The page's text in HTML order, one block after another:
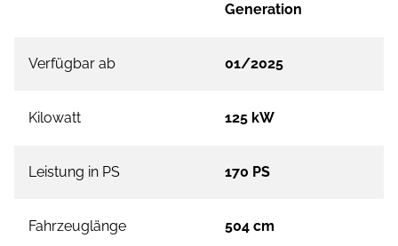
Generation
Verfügbar ab 01/2025
Kilowatt 125 kW
Leistung in PS 170 PS
Fahrzeuglänge 504 cm